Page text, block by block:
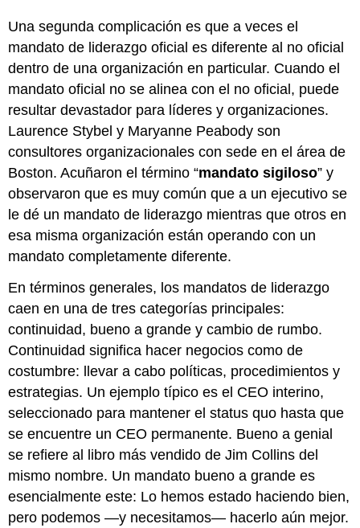
Una segunda complicación es que a veces el
mandato de liderazgo oficial es diferente al no oficial
dentro de una organización en particular. Cuando el
mandato oficial no se alinea con el no oficial, puede
resultar devastador para líderes y organizaciones.
Laurence Stybel y Maryanne Peabody son
consultores organizacionales con sede en el área de
Boston. Acuñaron el término “mandato sigiloso” y
observaron que es muy común que a un ejecutivo se
le dé un mandato de liderazgo mientras que otros en
esa misma organización están operando con un
mandato completamente diferente.
En términos generales, los mandatos de liderazgo
caen en una de tres categorías principales:
continuidad, bueno a grande y cambio de rumbo.
Continuidad significa hacer negocios como de
costumbre: llevar a cabo políticas, procedimientos y
estrategias. Un ejemplo típico es el CEO interino,
seleccionado para mantener el status quo hasta que
se encuentre un CEO permanente. Bueno a genial
se refiere al libro más vendido de Jim Collins del
mismo nombre. Un mandato bueno a grande es
esencialmente este: Lo hemos estado haciendo bien,
pero podemos —y necesitamos— hacerlo aún mejor.